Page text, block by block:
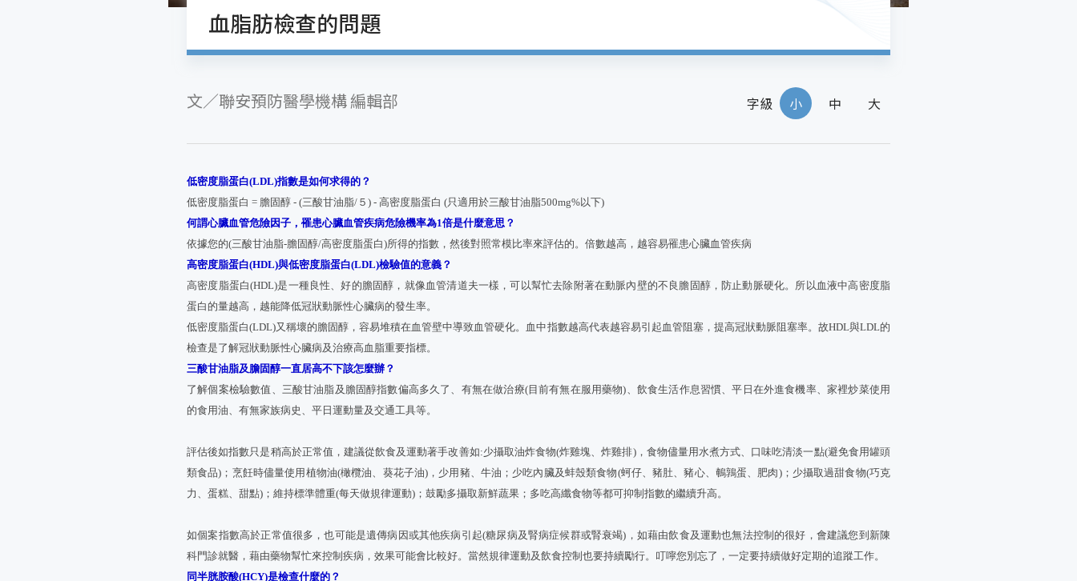
血脂肪檢查的問題
文／聯安預防醫學機構 編輯部 字級 小 中 大
低密度脂蛋白(LDL)指數是如何求得的？
低密度脂蛋白 = 膽固醇 - (三酸甘油脂/５) - 高密度脂蛋白 (只適用於三酸甘油脂500mg%以下)
何謂心臟血管危險因子，罹患心臟血管疾病危險機率為1倍是什麼意思？
依據您的(三酸甘油脂-膽固醇/高密度脂蛋白)所得的指數，然後對照常模比率來評估的。倍數越高，越容易罹患心臟血管疾病
高密度脂蛋白(HDL)與低密度脂蛋白(LDL)檢驗值的意義？
高密度脂蛋白(HDL)是一種良性、好的膽固醇，就像血管清道夫一樣，可以幫忙去除附著在動脈內壁的不良膽固醇，防止動脈硬化。所以血液中高密度脂
蛋白的量越高，越能降低冠狀動脈性心臟病的發生率。
低密度脂蛋白(LDL)又稱壞的膽固醇，容易堆積在血管壁中導致血管硬化。血中指數越高代表越容易引起血管阻塞，提高冠狀動脈阻塞率。故HDL與LDL的
檢查是了解冠狀動脈性心臟病及治療高血脂重要指標。
三酸甘油脂及膽固醇一直居高不下該怎麼辦？
了解個案檢驗數值、三酸甘油脂及膽固醇指數偏高多久了、有無在做治療(目前有無在服用藥物)、飲食生活作息習慣、平日在外進食機率、家裡炒菜使用
的食用油、有無家族病史、平日運動量及交通工具等。
評估後如指數只是稍高於正常值，建議從飲食及運動著手改善如:少攝取油炸食物(炸雞塊、炸雞排)，食物儘量用水煮方式、口味吃清淡一點(避免食用罐頭
類食品)；烹飪時儘量使用植物油(橄欖油、葵花子油)，少用豬、牛油；少吃內臟及蚌殼類食物(蚵仔、豬肚、豬心、鵪鶉蛋、肥肉)；少攝取過甜食物(巧克
力、蛋糕、甜點)；維持標準體重(每天做規律運動)；鼓勵多攝取新鮮蔬果；多吃高纖食物等都可抑制指數的繼續升高。
如個案指數高於正常值很多，也可能是遺傳病因或其他疾病引起(糖尿病及腎病症候群或腎衰竭)，如藉由飲食及運動也無法控制的很好，會建議您到新陳
科門診就醫，藉由藥物幫忙來控制疾病，效果可能會比較好。當然規律運動及飲食控制也要持續勵行。叮嚀您別忘了，一定要持續做好定期的追蹤工作。
同半胱胺酸(HCY)是檢查什麼的？